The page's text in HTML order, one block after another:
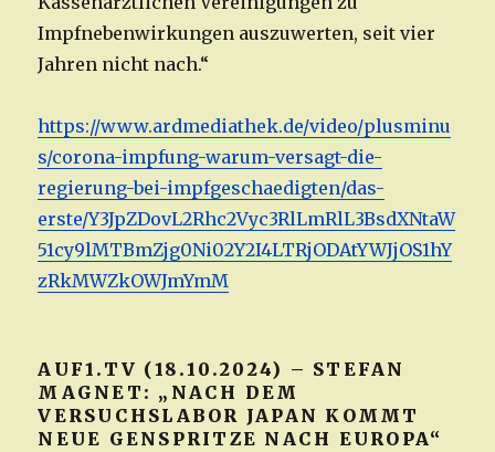
Impfnebenwirkungen auszuwerten, seit vier
Jahren nicht nach.“
https://www.ardmediathek.de/video/plusminu
s/corona-impfung-warum-versagt-die-
regierung-bei-impfgeschaedigten/das-
erste/Y3JpZDovL2Rhc2Vyc3RlLmRlL3BsdXNtaW
51cy9lMTBmZjg0Ni02Y2I4LTRjODAtYWJjOS1hY
zRkMWZkOWJmYmM
AUF1.TV (18.10.2024) – STEFAN
MAGNET: „NACH DEM
VERSUCHSLABOR JAPAN KOMMT
NEUE GENSPRITZE NACH EUROPA“